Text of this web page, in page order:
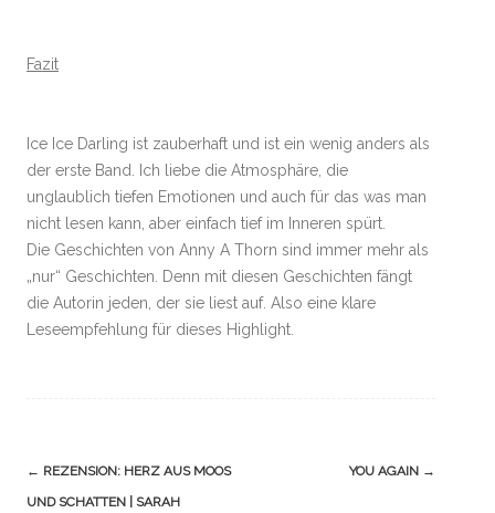
Fazit
Ice Ice Darling ist zauberhaft und ist ein wenig anders als
der erste Band. Ich liebe die Atmosphäre, die
unglaublich tiefen Emotionen und auch für das was man
nicht lesen kann, aber einfach tief im Inneren spürt.
Die Geschichten von Anny A Thorn sind immer mehr als
„nur“ Geschichten. Denn mit diesen Geschichten fängt
die Autorin jeden, der sie liest auf. Also eine klare
Leseempfehlung für dieses Highlight.
Navigation
(Beiträge)
← REZENSION: HERZ AUS MOOS
UND SCHATTEN | SARAH
YOU AGAIN →